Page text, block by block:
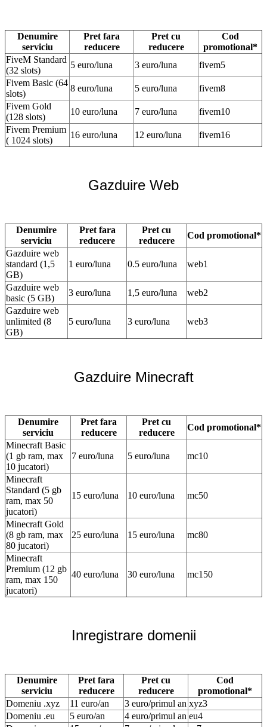
Denumire
serviciu
Pret fara
reducere
Pret cu
reducere
Cod
promotional*
FiveM Standard
(32 slots)
5 euro/luna 3 euro/luna
fivem5
Fivem Basic (64
slots)
8 euro/luna 5 euro/luna
fivem8
Fivem Gold
(128 slots)
10 euro/luna 7 euro/luna
fivem10
Fivem Premium
( 1024 slots)
16 euro/luna 12 euro/luna fivem16
Gazduire Web
Denumire
serviciu
Pret fara
reducere
Pret cu
reducere
Cod promotional*
Gazduire web
standard (1,5
GB)
1 euro/luna 0.5 euro/luna web1
Gazduire web
basic (5 GB)
3 euro/luna 1,5 euro/luna
web2
Gazduire web
unlimited (8
GB)
5 euro/luna 3 euro/luna web3
Gazduire Minecraft
Denumire
serviciu
Pret fara
reducere
Pret cu
reducere
Cod promotional*
Minecraft Basic
(1 gb ram, max
10 jucatori)
7 euro/luna 5 euro/luna mc10
Minecraft
Standard (5 gb
ram, max 50
jucatori)
15 euro/luna 10 euro/luna mc50
Minecraft Gold
(8 gb ram, max
80 jucatori)
25 euro/luna 15 euro/luna mc80
Minecraft
Premium (12 gb
ram, max 150
jucatori)
40 euro/luna 30 euro/luna mc150
Inregistrare domenii
Denumire
serviciu
Pret fara
reducere
Pret cu
reducere
Cod
promotional*
Domeniu .xyz
11 euro/an 3 euro/primul an xyz3
Domeniu .eu
5 euro/an 4 euro/primul an eu4